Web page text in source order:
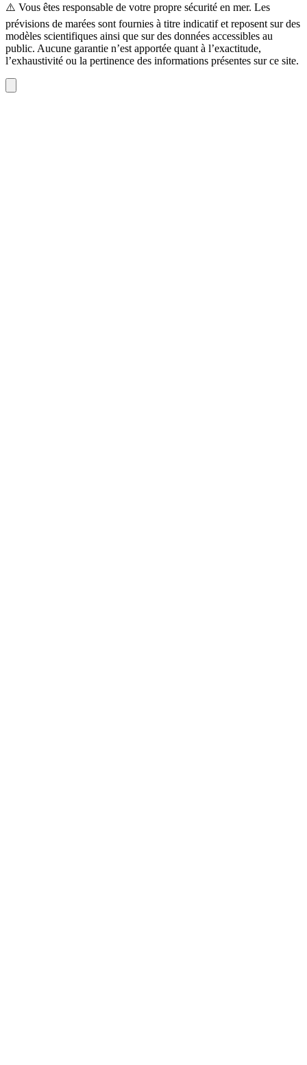
⚠️ Vous êtes responsable de votre propre sécurité en mer. Les
prévisions de marées sont fournies à titre indicatif et reposent sur des
modèles scientifiques ainsi que sur des données accessibles au
public. Aucune garantie n’est apportée quant à l’exactitude,
l’exhaustivité ou la pertinence des informations présentes sur ce site.